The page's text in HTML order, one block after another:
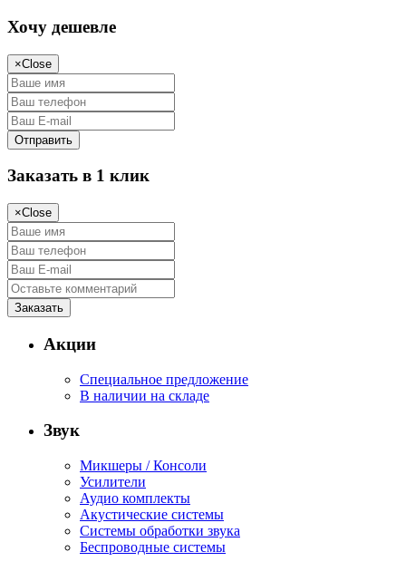
Хочу дешевле
×Close
Заказать в 1 клик
×Close
Акции
Специальное предложение
В наличии на складе
Звук
Микшеры / Консоли
Усилители
Аудио комплекты
Акустические системы
Системы обработки звука
Беспроводные системы